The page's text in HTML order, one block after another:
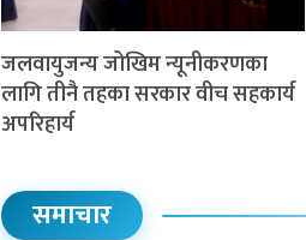
जलवायुजन्य जोखिम न्यूनीकरणका
लागि तीनै तहका सरकार वीच सहकार्य
अपरिहार्य
समाचार